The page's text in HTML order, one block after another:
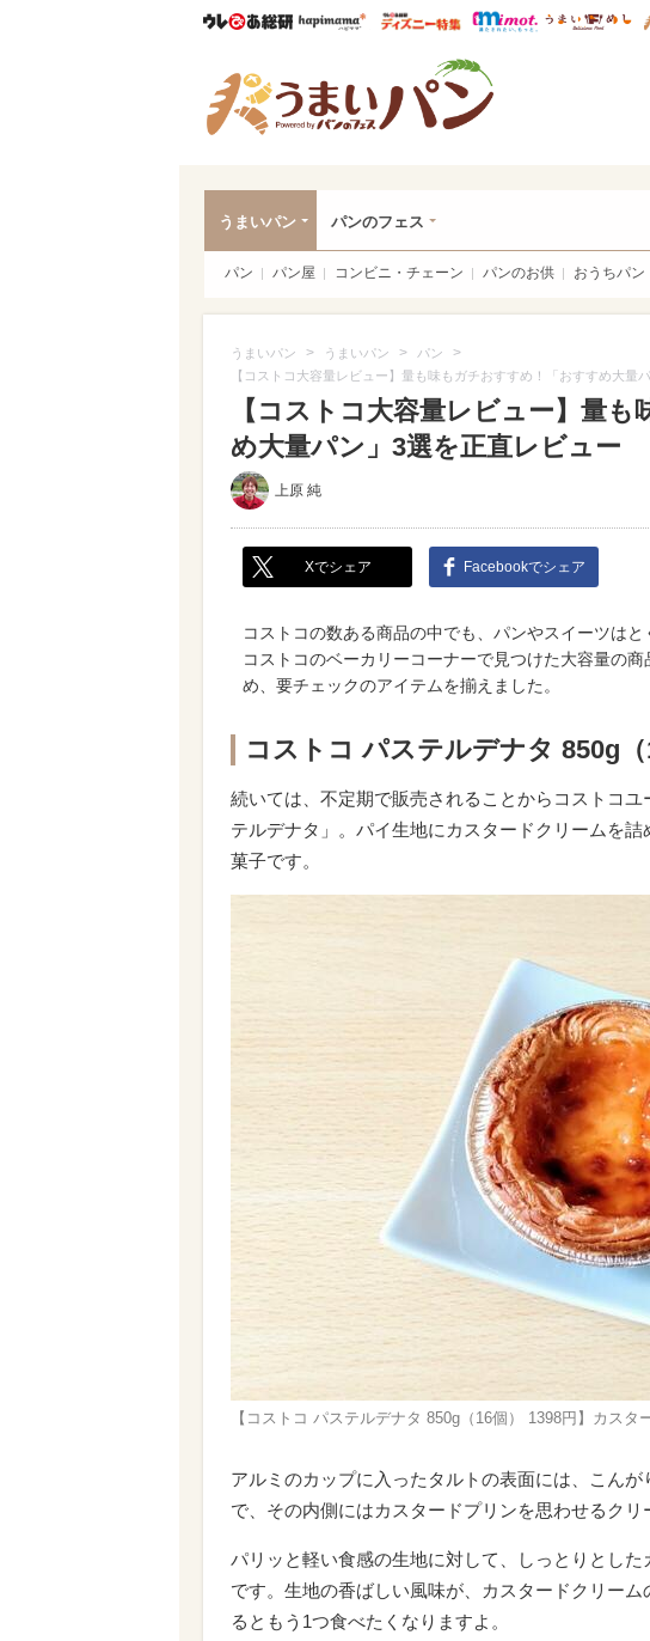
ウレぴあ総研ハピママ* ウレぴあ総研 ディズ
mimot.
うまいパン パンのフェス
パン パン屋 コンビニ・チェーン パンのお供 おうちパン
うまいパン > うまいパン > パン >
【コストコ大容量レビュー】量も味もガチおすすめ！「おすすめ大量
【コストコ大容量レビュー】量
め大量パン」3選を正直レビュー
上原 純
Xでシェア Facebookでシェア
コストコの数ある商品の中でも、パンやスイーツは
コストコのベーカリーコーナーで見つけた大容量の
め、要チェックのアイテムを揃えました。
コストコ パステルデナタ 850g（
続いては、不定期で販売されることからコストコ
テルデナタ」。パイ生地にカスタードクリームを
菓子です。
【コストコ パステルデナタ 850g（16個） 1398円】カス
アルミのカップに入ったタルトの表面には、こん
で、その内側にはカスタードプリンを思わせるクリ
パリッと軽い食感の生地に対して、しっとりとし
です。生地の香ばしい風味が、カスタードクリー
るともう1つ食べたくなりますよ。